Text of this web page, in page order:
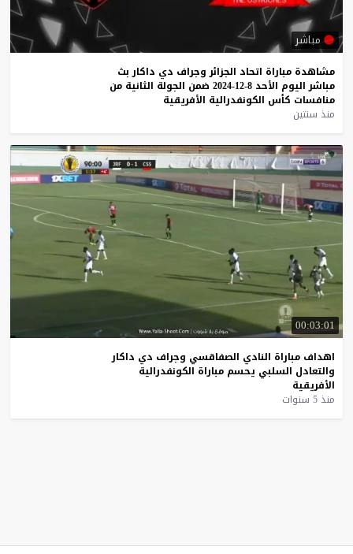
مباشر
مشاهدة مباراة اتحاد الجزائر وجراف دي داكار بث
مباشر اليوم الأحد 8-12-2024 ضمن الجولة الثانية من
منافسات كأس الكونفدرالية الأفريقية
منذ سنتين
00:03:01
اهداف مباراة النادي الصفاقسي وجراف دي داكار
والتعادل السلبي يحسم مباراة الكونفدرالية
الأفريقية
منذ 5 سنوات